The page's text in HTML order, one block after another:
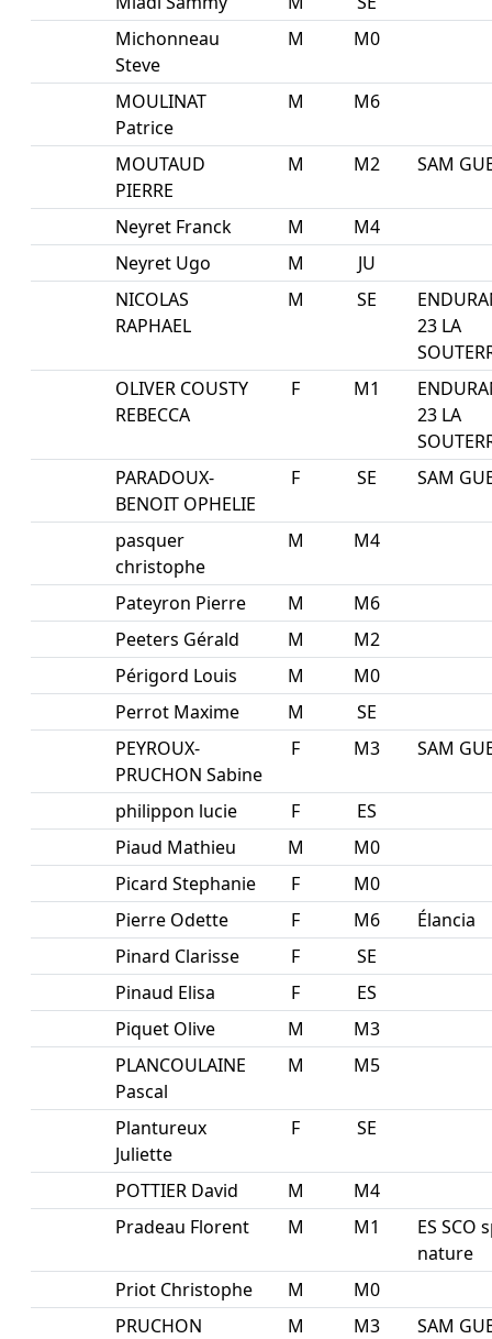
Michonneau
Steve
M M0
MOULINAT
Patrice
M M6
MOUTAUD
PIERRE
M M2 SAM
Neyret Franck M
M4
Neyret Ugo
M
JU
NICOLAS
RAPHAEL
M SE
23 LA
OLIVER COUSTY
REBECCA
F M1
23 LA
PARADOUX-
BENOIT OPHELIE
F SE SAM
pasquer
christophe
M M4
Pateyron Pierre M
M6
Peeters Gérald
M
M2
Périgord Louis
M
M0
Perrot Maxime
M
SE
PEYROUX-
PRUCHON Sabine
F M3 SAM
philippon lucie F
ES
Piaud Mathieu
M
M0
Picard Stephanie
F
M0
Pierre Odette
F M6
Élancia
Pinard Clarisse
F
SE
Pinaud Elisa
F
ES
Piquet Olive
M
M3
PLANCOULAINE
Pascal
M M5
Plantureux
Juliette
F SE
POTTIER David M
M4
Pradeau Florent
M M1
ES SCO
nature
Priot Christophe
M
M0
PRUCHON
M M3 SAM